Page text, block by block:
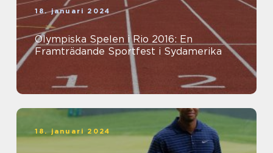
18. januari 2024
Olympiska Spelen i Rio 2016: En
Framträdande Sportfest i Sydamerika
18. januari 2024